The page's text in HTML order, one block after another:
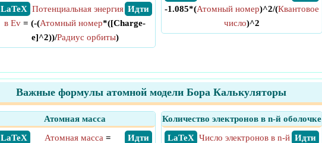
​ LaTeX
​ Идти
Потенциальная энергия
в Ev = (-(Атомный номер*([Charge-
e]^2))/Радиус орбиты)
-1.085*(Атомный номер)^2/(Квантовое
число)^2
Важные формулы атомной модели Бора Калькуляторы
Атомная масса
​ LaTeX
​ Идти
Атомная масса =
Количество электронов в n-й оболочке
​ LaTeX
​ Идти
Число электронов в n-й